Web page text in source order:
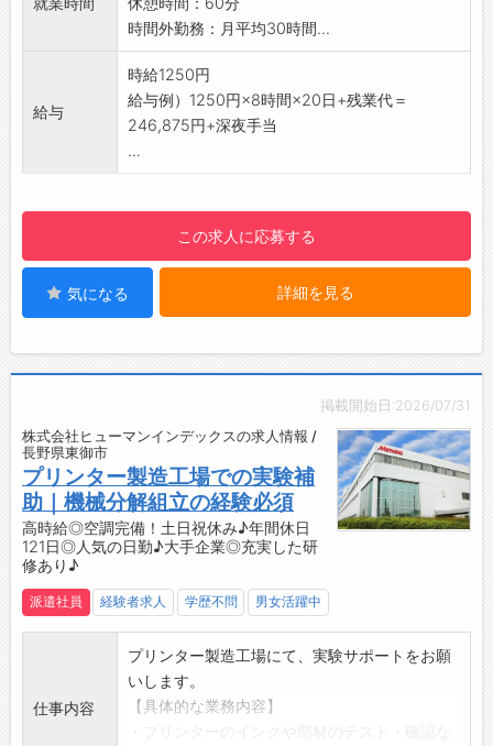
◆もくもくコツコツ作業が好きな方
◇ものづくりに興味がある方
◆ワークライフバランスを大切にしたい方
◇安定した環境で働きたい方
◆体を動かしながら働きたい方
☆----------------------------------------
当社では他にも以下のような方が働いている職
・工場作業員/工場内作業 未経験の方
される方
☆----------------------------------------
◆時間単位年休制度あり！
有給休暇は1時間分、2時間分と時間単位でも取
得できます◎
☆----------------------------------------
☆
勤務実績に応じて、給与前払いが可能です◎
簡単申請！簡単受取！日払い即日払い対応！
☆----------------------------------------
☆
◆ご不明点はいつでもご相談ください！
安心してスタートできます◎
◆年間休日121日♪
・しっかり休めるので、プライベートも充実！
・長期休暇もあり、オンオフのメリハリをつけ
やすい環境です♪
【職場の雰囲気】
・インクのにおいがありますが、空調完備で快
【やりがい】
・製造業やものづくりに興味がある方は、楽し
アップも目指せます♪
【社内設備】
・休憩室あり！ゆっくり休憩していただけます
♪
【企業について】
グプロッタ、インク等の開発・製造・販売・保
【こんな方にオススメ♪】
◇未経験から工場・製造業にチャレンジしたい
方
時間外勤務：月平均30時間...
給与
時給1250円
給与例）1250円×8時間×20日+残業代＝
246,875円+深夜手当
...
この求人に応募する
気になる 詳細を見る
掲載開始日:2026/07/31
株式会社ヒューマンインデックスの求人情報 /
長野県東御市
プリンター製造工場での実験補
助｜機械分解組立の経験必須
高時給◎空調完備！土日祝休み♪年間休日
121日◎人気の日勤♪大手企業◎充実した研
修あり♪
派遣社員 経験者求人 学歴不問 男女活躍中
仕事内容
プリンター製造工場にて、実験サポートをお願
いします。
【具体的な業務内容】